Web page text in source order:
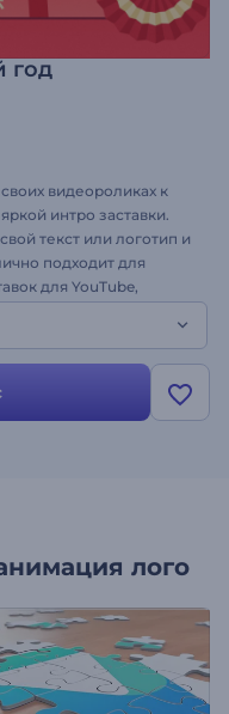
год
видеороликах к
интро заставки.
текст или логотип и
подходит для
для YouTube,
и многого
к Китайскому
лого